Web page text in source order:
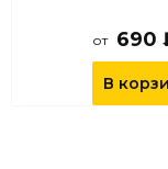
от 690
В